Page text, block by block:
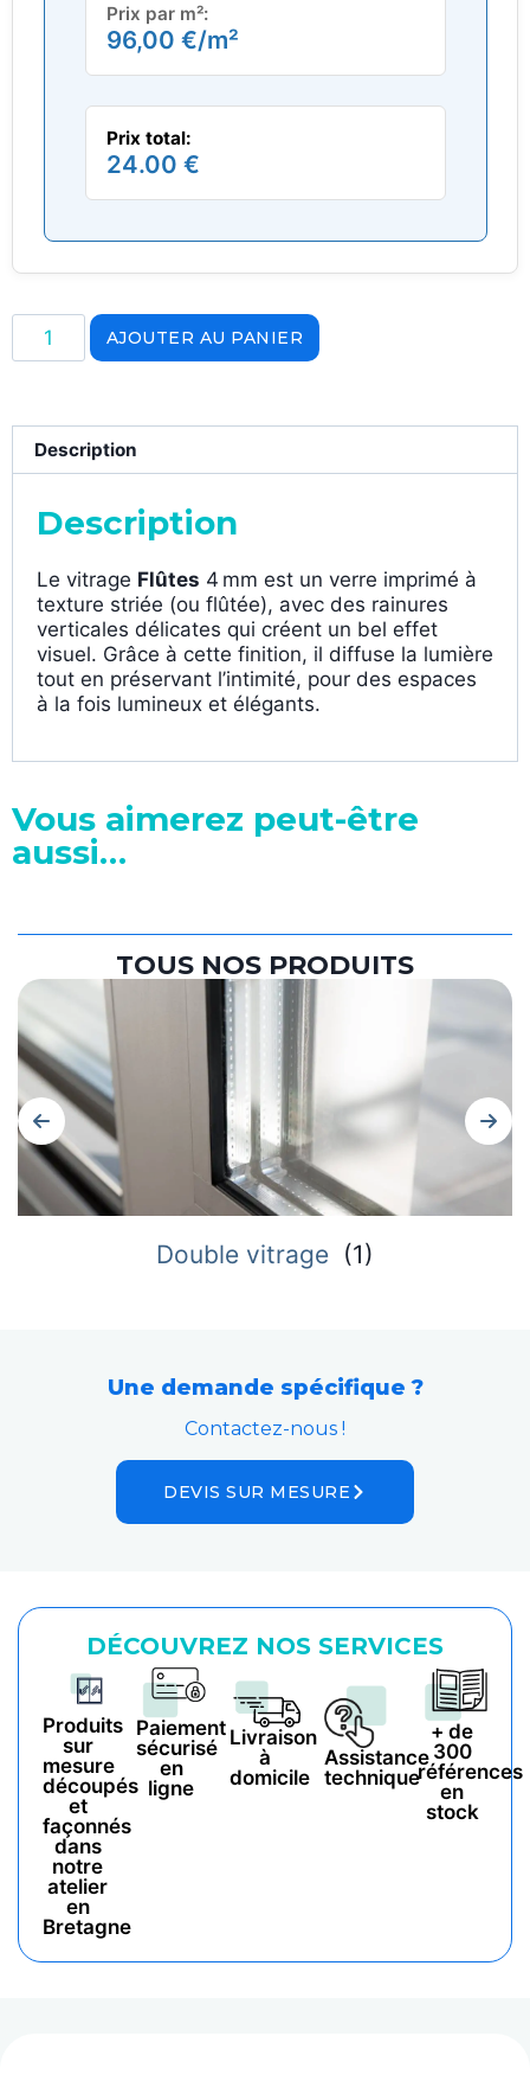
Prix par m²:
96,00 €/m²
Prix total:
24.00 €
AJOUTER AU PANIER
Description
Description
Le vitrage Flûtes 4 mm est un verre imprimé à
texture striée (ou flûtée), avec des rainures
verticales délicates qui créent un bel effet
visuel. Grâce à cette finition, il diffuse la lumière
tout en préservant l’intimité, pour des espaces
à la fois lumineux et élégants.
Vous aimerez peut-être
aussi…
TOUS NOS PRODUITS
Double vitrage (1)
Une demande spécifique ?
Contactez-nous !
DEVIS SUR MESURE
DÉCOUVREZ NOS SERVICES
Produits
sur
mesure
découpés
et
façonnés
dans
notre
atelier
en
Bretagne
Paiement
sécurisé
en
ligne
Livraison
à
domicile
Assistance
technique
+ de
300
références
en
stock